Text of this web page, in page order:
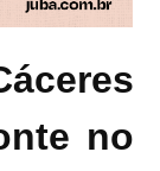
no